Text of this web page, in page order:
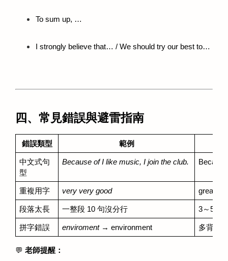
To sum up, …
I strongly believe that… / We should try our best to…
四、常見錯誤與避雷指南
錯誤類型 範例
中文式句
型
Because of I like music, I join the club.
重複用字 very very good great /
段落太長 一整段 10 句沒分行 3～5 句
拼字錯誤 enviroment → environment 多背常
💬 老師提醒：